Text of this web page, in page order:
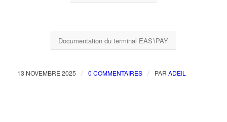
Documentation du terminal EAS’iPAY
13 NOVEMBRE 2025 / 0 COMMENTAIRES / PAR ADEIL